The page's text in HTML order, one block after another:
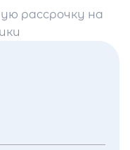
рассрочку на